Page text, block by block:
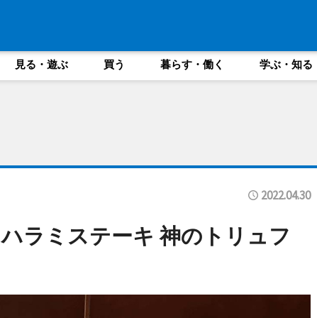
見る・遊ぶ 買う 暮らす・働く 学ぶ・知る
2022.04.30
ラミステーキ 神のトリュフ